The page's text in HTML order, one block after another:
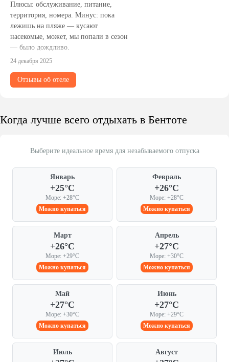
Плюсы: обслуживание, питание,
территория, номера. Минус: пока
лежишь на пляже — кусают
насекомые, может, мы попали в сезон
— было дождливо.
24 декабря 2025
Отзывы об отеле
Когда лучше всего отдыхать в Бентоте
Выберите идеальное время для незабываемого отпуска
Январь
+25°C
Море: +28°C
Можно купаться
Февраль
+26°C
Море: +28°C
Можно купаться
Март
+26°C
Море: +29°C
Можно купаться
Апрель
+27°C
Море: +30°C
Можно купаться
Май
+27°C
Море: +30°C
Можно купаться
Июнь
+27°C
Море: +29°C
Можно купаться
Июль Август